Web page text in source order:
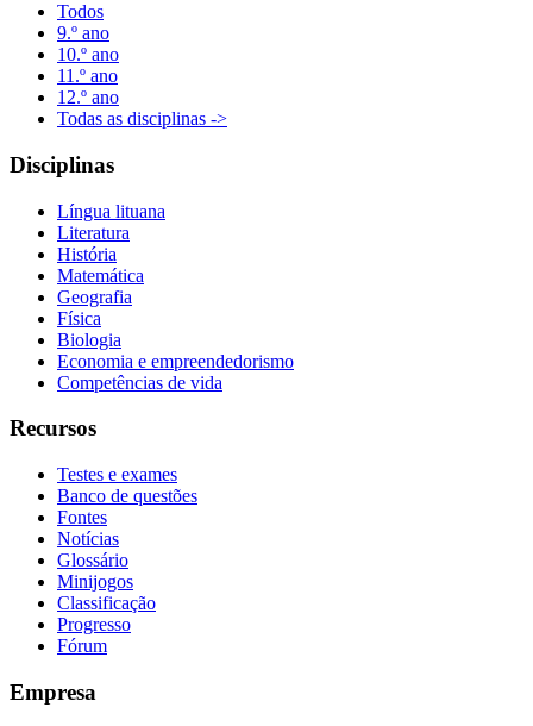
Todos
9.º ano
10.º ano
11.º ano
12.º ano
Todas as disciplinas ->
Disciplinas
Língua lituana
Literatura
História
Matemática
Geografia
Física
Biologia
Economia e empreendedorismo
Competências de vida
Recursos
Testes e exames
Banco de questões
Fontes
Notícias
Glossário
Minijogos
Classificação
Progresso
Fórum
Empresa